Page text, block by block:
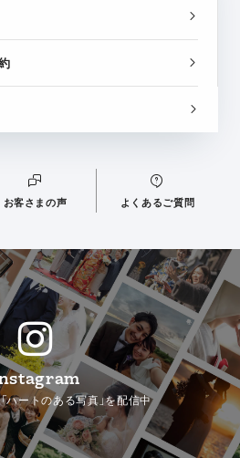
お客さまの声 よくあるご質問
ハートのある写真」を配信中